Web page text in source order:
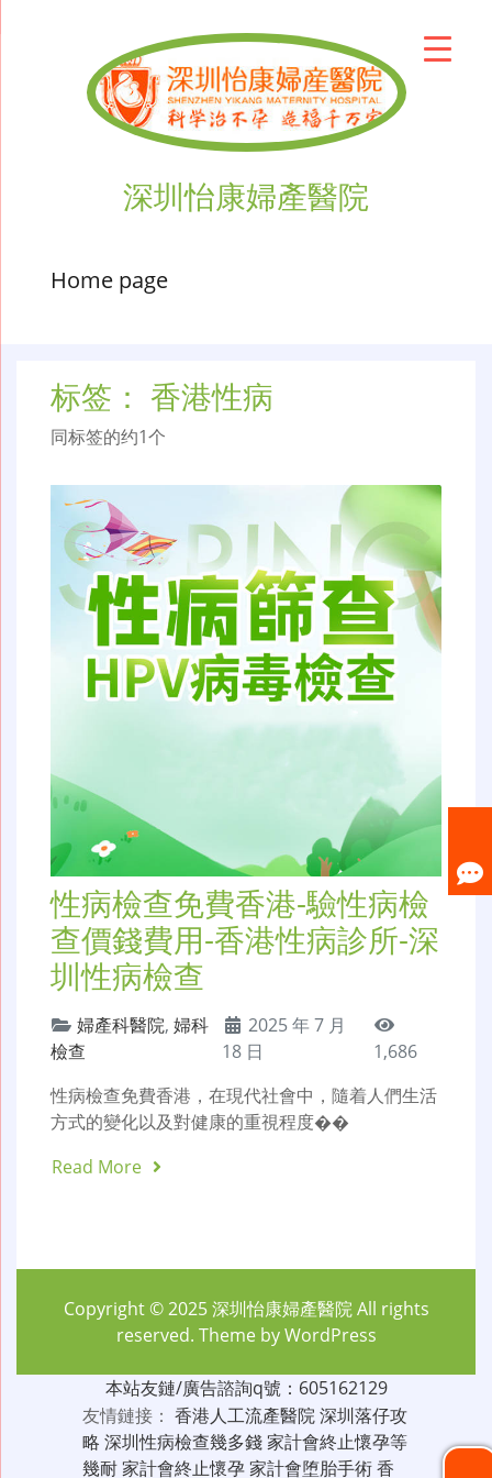
深圳怡康婦產醫院
Home page
标签： 香港性病
同标签的约1个
性病檢查免費香港-驗性病檢
查價錢費用-香港性病診所-深
圳性病檢查
婦產科醫院, 婦科
檢查
2025 年 7 月
18 日
1,686
性病檢查免費香港，在現代社會中，隨着人們生活
方式的變化以及對健康的重視程度��
Read More
Copyright © 2025深圳怡康婦產醫院All rights
reserved. Theme byWordPress
本站友鏈/廣告諮詢q號：605162129
友情鏈接： 香港人工流產醫院深圳落仔攻
略 深圳性病檢查幾多錢家計會終止懷孕等
幾耐家計會終止懷孕家計會堕胎手術香